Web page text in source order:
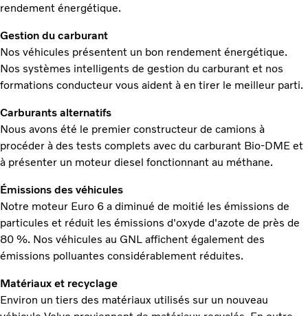
rendement énergétique.
Gestion du carburant
Nos véhicules présentent un bon rendement énergétique.
Nos systèmes intelligents de gestion du carburant et nos
formations conducteur vous aident à en tirer le meilleur parti.
Carburants alternatifs
Nous avons été le premier constructeur de camions à
procéder à des tests complets avec du carburant Bio-DME et
à présenter un moteur diesel fonctionnant au méthane.
Émissions des véhicules
Notre moteur Euro 6 a diminué de moitié les émissions de
particules et réduit les émissions d'oxyde d'azote de près de
80 %. Nos véhicules au GNL affichent également des
émissions polluantes considérablement réduites.
Matériaux et recyclage
Environ un tiers des matériaux utilisés sur un nouveau